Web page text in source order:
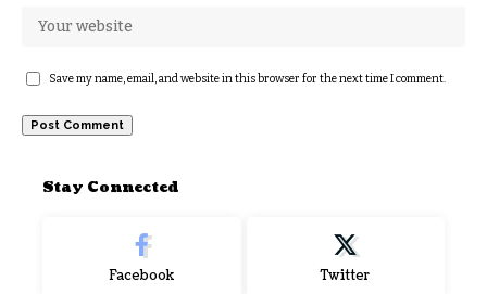
Save my name, email, and website in this browser for the next time I comment.
Stay Connected
Facebook Twitter